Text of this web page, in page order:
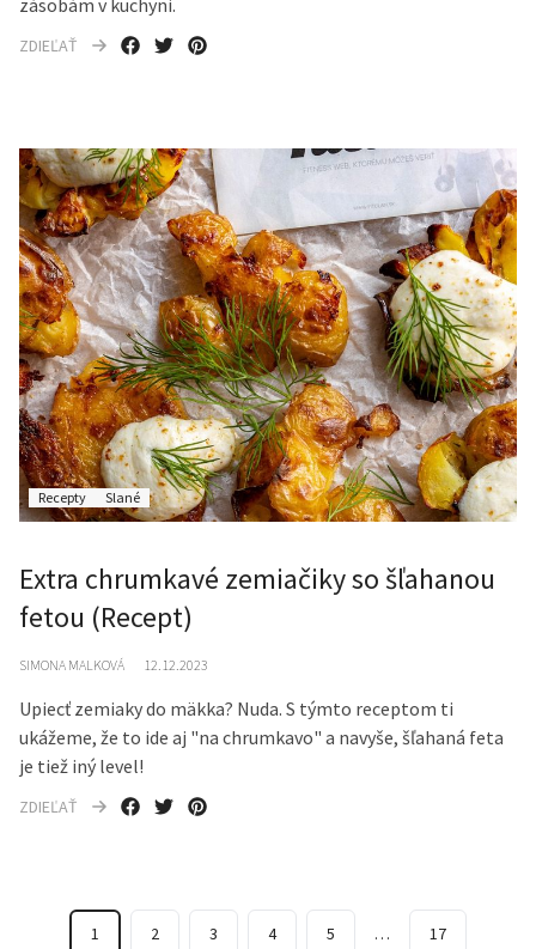
ZDIEĽAŤ
Recepty Slané
Extra chrumkavé zemiačiky so šľahanou
fetou (Recept)
SIMONA MALKOVÁ 12.12.2023
Upiecť zemiaky do mäkka? Nuda. S týmto receptom ti
ukážeme, že to ide aj "na chrumkavo" a navyše, šľahaná feta
je tiež iný level!
ZDIEĽAŤ
1 2 3 4 5 … 17